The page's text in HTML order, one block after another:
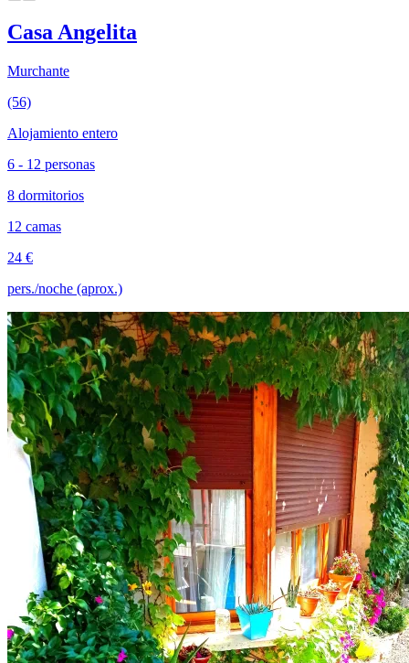
Casa Angelita
Murchante
(56)
Alojamiento entero
6 - 12 personas
8 dormitorios
12 camas
24 €
pers./noche (aprox.)